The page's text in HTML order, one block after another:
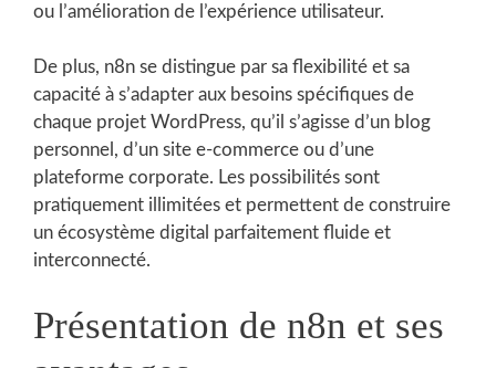
ou l’amélioration de l’expérience utilisateur.
De plus, n8n se distingue par sa flexibilité et sa
capacité à s’adapter aux besoins spécifiques de
chaque projet WordPress, qu’il s’agisse d’un blog
personnel, d’un site e-commerce ou d’une
plateforme corporate. Les possibilités sont
pratiquement illimitées et permettent de construire
un écosystème digital parfaitement fluide et
interconnecté.
Présentation de n8n et ses